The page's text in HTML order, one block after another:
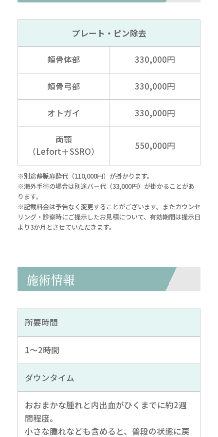
プレート・ピン除去
頬骨体部 330,000円
頬骨弓部 330,000円
オトガイ 330,000円
両顎
（Lefort＋SSRO）
550,000円
※別途静脈麻酔代（110,000円）が掛かります。
※海外手術の場合は別途バー代（33,000円）が掛かることがあ
ります。
※記載料金は予告なく変更することがございます。またカウンセ
リング・診察時にご提示したお見積について、有効期間は提示日
より3か月とさせていただきます。
施術情報
所要時間
1～2時間
ダウンタイム
おおまかな腫れと内出血がひくまでに約2週
間程度。
小さな腫れなども含めると、普段の状態に戻